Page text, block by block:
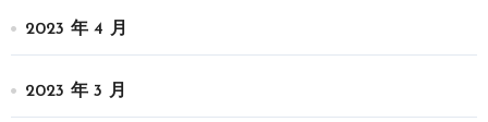
2023 年 4 月
2023 年 3 月